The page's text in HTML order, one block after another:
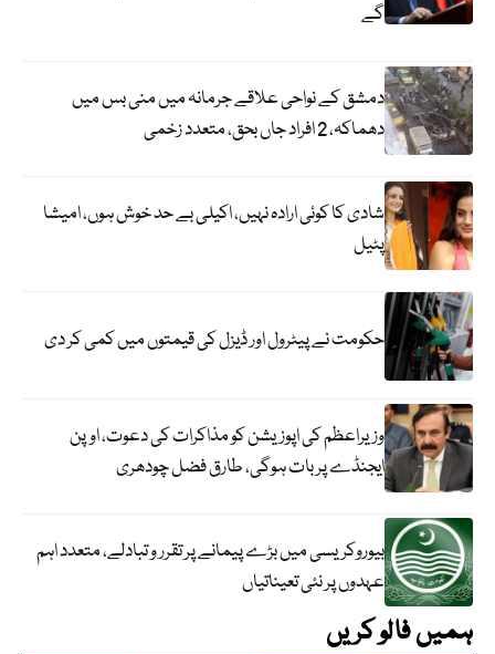
گے
دمشق کے نواحی علاقے جرمانہ میں منی بس میں
دھماکہ، 2 افراد جاں بحق، متعدد زخمی
شادی کا کوئی ارادہ نہیں، اکیلی بے حد خوش ہوں، امیشا
پٹیل
حکومت نے پیٹرول اور ڈیزل کی قیمتوں میں کمی کر دی
وزیراعظم کی اپوزیشن کو مذاکرات کی دعوت، اوپن
ایجنڈے پر بات ہوگی، طارق فضل چودھری
بیوروکریسی میں بڑے پیمانے پر تقرر و تبادلے، متعدد اہم
عہدوں پر نئی تعیناتیاں
ہمیں فالو کریں